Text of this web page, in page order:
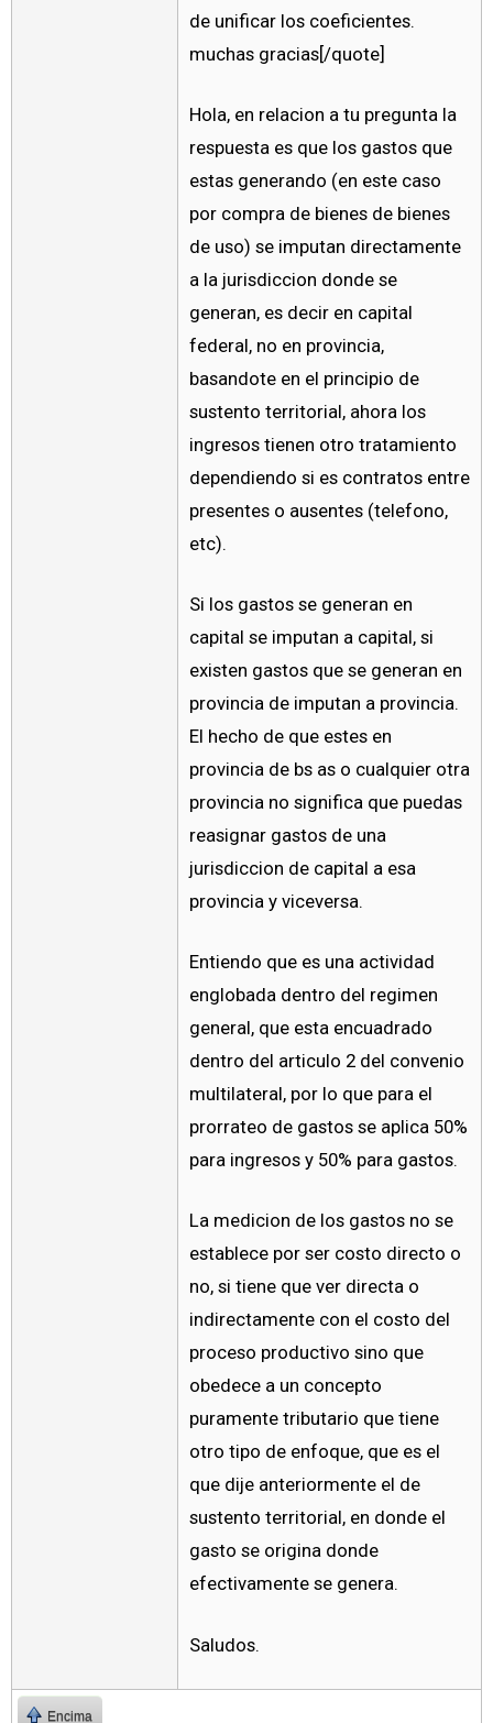
de unificar los coeficientes.
muchas gracias[/quote]
Hola, en relacion a tu pregunta la
respuesta es que los gastos que
estas generando (en este caso
por compra de bienes de bienes
de uso) se imputan directamente
a la jurisdiccion donde se
generan, es decir en capital
federal, no en provincia,
basandote en el principio de
sustento territorial, ahora los
ingresos tienen otro tratamiento
dependiendo si es contratos entre
presentes o ausentes (telefono,
etc).
Si los gastos se generan en
capital se imputan a capital, si
existen gastos que se generan en
provincia de imputan a provincia.
El hecho de que estes en
provincia de bs as o cualquier otra
provincia no significa que puedas
reasignar gastos de una
jurisdiccion de capital a esa
provincia y viceversa.
Entiendo que es una actividad
englobada dentro del regimen
general, que esta encuadrado
dentro del articulo 2 del convenio
multilateral, por lo que para el
prorrateo de gastos se aplica 50%
para ingresos y 50% para gastos.
La medicion de los gastos no se
establece por ser costo directo o
no, si tiene que ver directa o
indirectamente con el costo del
proceso productivo sino que
obedece a un concepto
puramente tributario que tiene
otro tipo de enfoque, que es el
que dije anteriormente el de
sustento territorial, en donde el
gasto se origina donde
efectivamente se genera.
Saludos.
Encima